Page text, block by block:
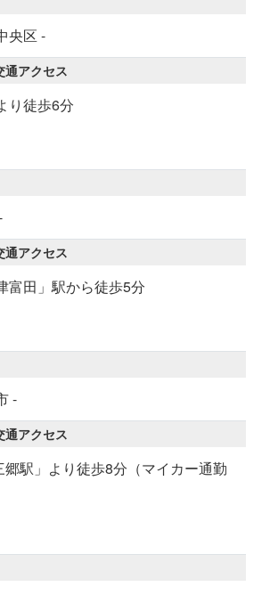
央区 -
通アクセス
り徒歩6分
通アクセス
富田」駅から徒歩5分
-
通アクセス
駅」より徒歩8分（マイカー通勤